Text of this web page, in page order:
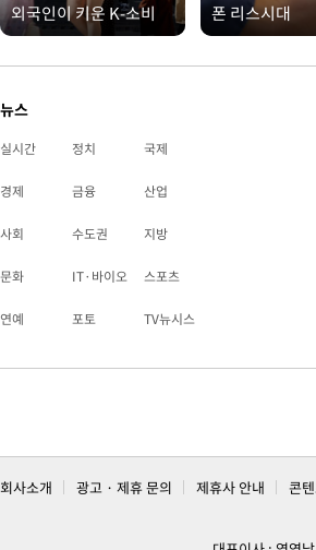
외국인이 키운 K-소비 폰 리스시대
뉴스
실시간 정치 국제
경제 금융 산업
사회 수도권 지방
문화 IT·바이오 스포츠
연예 포토 TV뉴시스
회사소개 광고 · 제휴 문의 제휴사 안내 콘